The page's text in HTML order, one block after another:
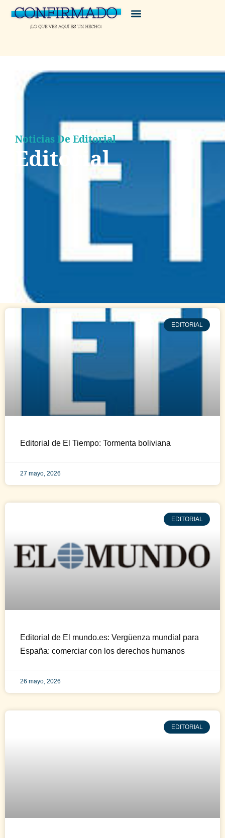
Noticias De Editorial
Editorial
EDITORIAL
Editorial de El Tiempo: Tormenta boliviana
27 mayo, 2026
EDITORIAL
Editorial de El mundo.es: Vergüenza mundial para
España: comerciar con los derechos humanos
26 mayo, 2026
EDITORIAL